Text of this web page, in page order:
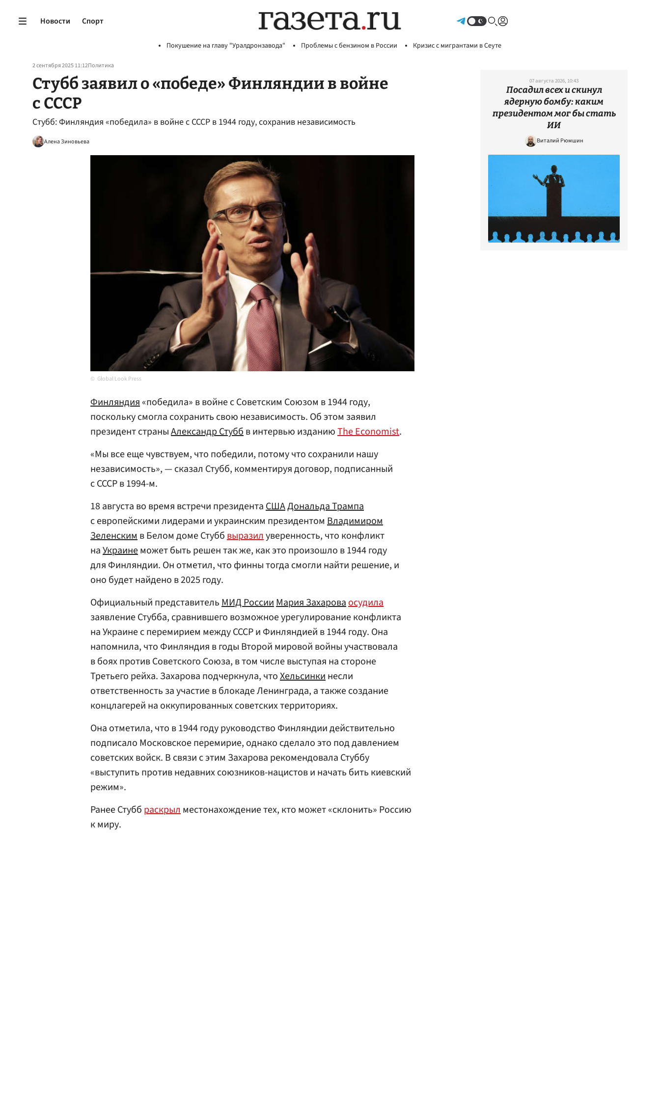
Новости Спорт
Покушение на главу "Уралдронзавода" Проблемы с бензином в России Кризис с мигрантами в Сеуте
2 сентября 2025 11:12Политика
Стубб заявил о «победе» Финляндии в войне
с СССР
Стубб: Финляндия «победила» в войне с СССР в 1944 году, сохранив независимость
Алена Зиновьева
Global Look Press
Финляндия«победила» в войне с Советским Союзом в 1944 году,
поскольку смогла сохранить свою независимость. Об этом заявил
президент страныАлександр Стуббв интервью изданиюThe Economist.
«Мы все еще чувствуем, что победили, потому что сохранили нашу
независимость», — сказал Стубб, комментируя договор, подписанный
с СССР в 1994-м.
18 августа во время встречи президентаСШАДональда Трампа
с европейскими лидерами и украинским президентом Владимиром
Зеленскимв Белом доме Стуббвыразилуверенность, что конфликт
наУкраинеможет быть решен так же, как это произошло в 1944 году
для Финляндии. Он отметил, что финны тогда смогли найти решение, и
оно будет найдено в 2025 году.
Официальный представительМИД РоссииМария Захароваосудила
заявление Стубба, сравнившего возможное урегулирование конфликта
на Украине с перемирием между СССР и Финляндией в 1944 году. Она
напомнила, что Финляндия в годы Второй мировой войны участвовала
в боях против Советского Союза, в том числе выступая на стороне
Третьего рейха. Захарова подчеркнула, чтоХельсинкинесли
ответственность за участие в блокаде Ленинграда, а также создание
концлагерей на оккупированных советских территориях.
Она отметила, что в 1944 году руководство Финляндии действительно
подписало Московское перемирие, однако сделало это под давлением
советских войск. В связи с этим Захарова рекомендовала Стуббу
«выступить против недавних союзников-нацистов и начать бить киевский
режим».
Ранее Стубб раскрылместонахождение тех, кто может «склонить» Россию
к миру.
07 августа 2026, 10:43
Посадил всех и скинул
ядерную бомбу: каким
президентом мог бы стать
ИИ
Виталий Рюмшин